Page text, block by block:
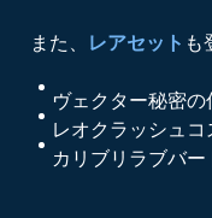
また、 レアセット も
ヴェクター秘密
レオクラッシュ
カリブリラブバ